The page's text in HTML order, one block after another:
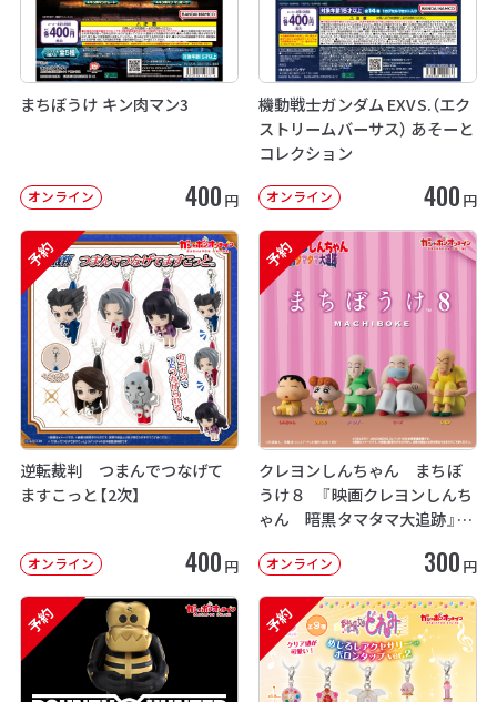
まちぼうけ キン肉マン3
オンライン 400 円
機動戦士ガンダム EXVS.（エク
ストリームバーサス） あそーと
コレクション
オンライン 400 円
予約
逆転裁判 つまんでつなげて
ますこっと【2次】
オンライン 400 円
予約
クレヨンしんちゃん まちぼ
うけ８ 『映画クレヨンしんち
ゃん 暗黒タマタマ大追跡』【2
オンライン 300 円
予約 予約